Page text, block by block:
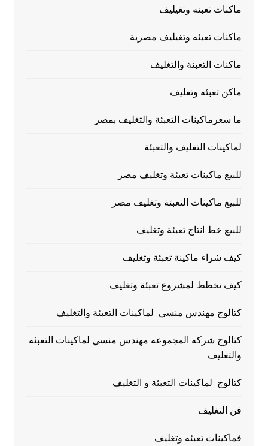
ماكنات تعبئه وتغيليف
ماكنات تعبئه وتغيليف مصرية
ماكنات التعبئة والتغليف
ماكن تعبئه وتغليف
ما سعرماكينات التعبئة والتغليف بمصر
لماكينات التغليف والتعبئة
للبيع ماكينات تعبئة وتغليف مصر
للبيع ماكينات التعبئة وتغليف مصر
للبيع خط انتاج تعبئة وتغليف
كيف شراء ماكينة تعبئة وتغليف
كيف تخطط لمشروع تعبئة وتغليف
كتالوج مهندس منسي لماكينات التعبئة والتغليف
كتالوج شركه المجموعه مهندس منسي لماكينات التعبئه
والتغليف
كتالوج لماكينات التعبئة و التغليف
فن التغليف
فماكينات تعبئه وتغليف